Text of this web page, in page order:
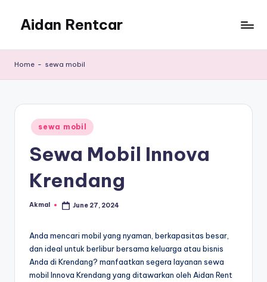
content
Aidan Rentcar
Murah
Home - sewa mobil
Posted
in
sewa mobil
Sewa Mobil Innova
Krendang
Posted
Akmal June 27, 2024
Anda mencari mobil yang nyaman, berkapasitas besar,
dan ideal untuk berlibur bersama keluarga atau bisnis
Anda di Krendang? manfaatkan segera layanan sewa
mobil Innova Krendang yang ditawarkan oleh Aidan Rent